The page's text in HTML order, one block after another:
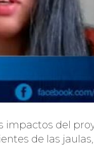
impactos del
de las